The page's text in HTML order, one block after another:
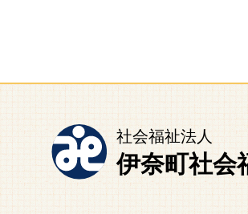
社会福祉法人
伊奈町社会